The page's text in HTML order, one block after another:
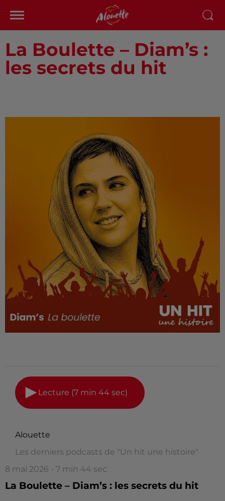
La Boulette – Diam’s :
les secrets du hit
Lecture (7 min 44 sec)
Alouette
Les derniers podcasts de "Un hit une histoire"
8 mai 2026 - 7 min 44 sec
La Boulette – Diam’s : les secrets du hit